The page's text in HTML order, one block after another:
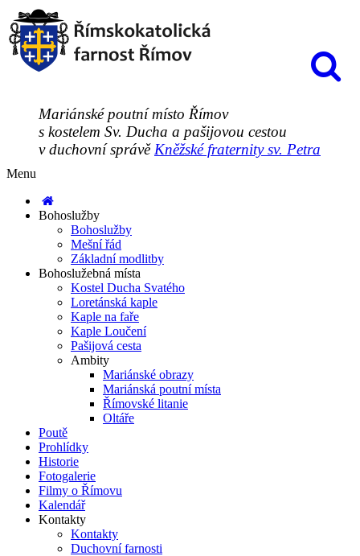
Mariánské poutní místo Římov
s kostelem Sv. Ducha a pašijovou cestou
v duchovní správě Kněžské fraternity sv. Petra
Menu
Bohoslužby
Bohoslužby
Mešní řád
Základní modlitby
Bohoslužebná místa
Kostel Ducha Svatého
Loretánská kaple
Kaple na faře
Kaple Loučení
Pašijová cesta
Ambity
Mariánské obrazy
Mariánská poutní místa
Římovské litanie
Oltáře
Poutě
Prohlídky
Historie
Fotogalerie
Filmy o Římovu
Kalendář
Kontakty
Kontakty
Duchovní farnosti